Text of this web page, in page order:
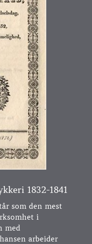
1832-1841
som den mest
i
med
arbeider